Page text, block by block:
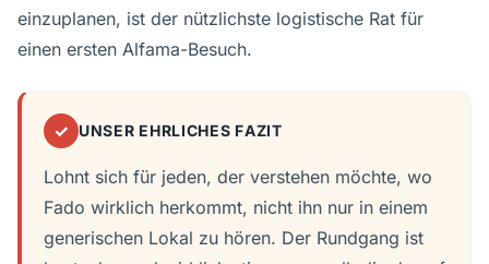
einzuplanen, ist der nützlichste logistische Rat für
einen ersten Alfama-Besuch.
✓ UNSER EHRLICHES FAZIT
Lohnt sich für jeden, der verstehen möchte, wo
Fado wirklich herkommt, nicht ihn nur in einem
generischen Lokal zu hören. Der Rundgang ist